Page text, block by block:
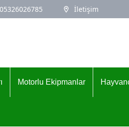
05326026785 İletişim
Motorlu Ekipmanlar